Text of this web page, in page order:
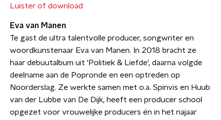
Luister of download
Eva van Manen
Te gast de ultra talentvolle producer, songwriter en
woordkunstenaar Eva van Manen. In 2018 bracht ze
haar debuutalbum uit 'Politiek & Liefde', daarna volgde
deelname aan de Popronde en een optreden op
Noorderslag. Ze werkte samen met o.a. Spinvis en Huub
van der Lubbe van De Dijk, heeft een producer school
opgezet voor vrouwelijke producers én in het najaar